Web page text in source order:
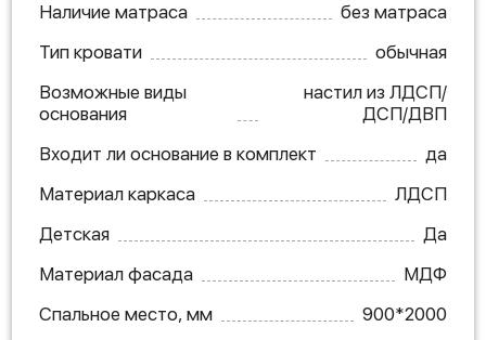
Наличие матраса
без матраса
Тип кровати
обычная
Возможные виды
основания
настил из ЛДСП/
ДСП/ДВП
Входит ли основание в комплект
да
Материал каркаса
ЛДСП
Детская
Да
Материал фасада
МДФ
Спальное место, мм
900*2000